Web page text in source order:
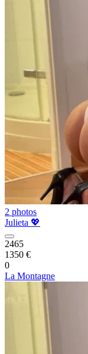
2 photos
Julieta 💖
2465
1350 €
0
La Montagne